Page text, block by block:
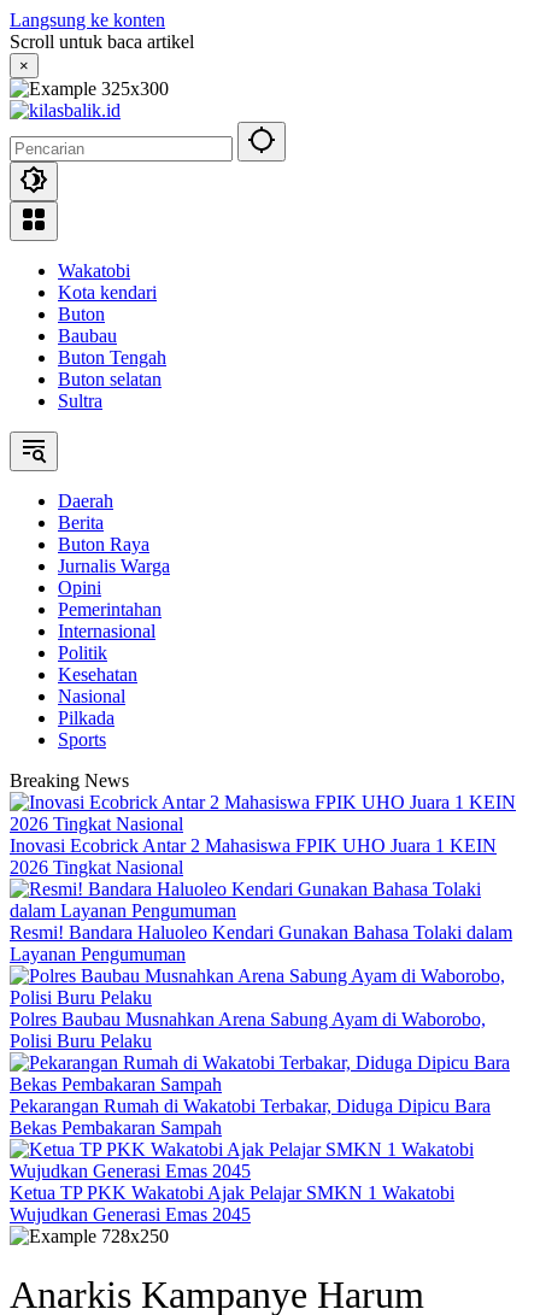
Langsung ke konten
Scroll untuk baca artikel
×
Wakatobi
Kota kendari
Buton
Baubau
Buton Tengah
Buton selatan
Sultra
Daerah
Berita
Buton Raya
Jurnalis Warga
Opini
Pemerintahan
Internasional
Politik
Kesehatan
Nasional
Pilkada
Sports
Breaking News
Inovasi Ecobrick Antar 2 Mahasiswa FPIK UHO Juara 1 KEIN
2026 Tingkat Nasional
Resmi! Bandara Haluoleo Kendari Gunakan Bahasa Tolaki dalam
Layanan Pengumuman
Polres Baubau Musnahkan Arena Sabung Ayam di Waborobo,
Polisi Buru Pelaku
Pekarangan Rumah di Wakatobi Terbakar, Diduga Dipicu Bara
Bekas Pembakaran Sampah
Ketua TP PKK Wakatobi Ajak Pelajar SMKN 1 Wakatobi
Wujudkan Generasi Emas 2045
Anarkis Kampanye Harum